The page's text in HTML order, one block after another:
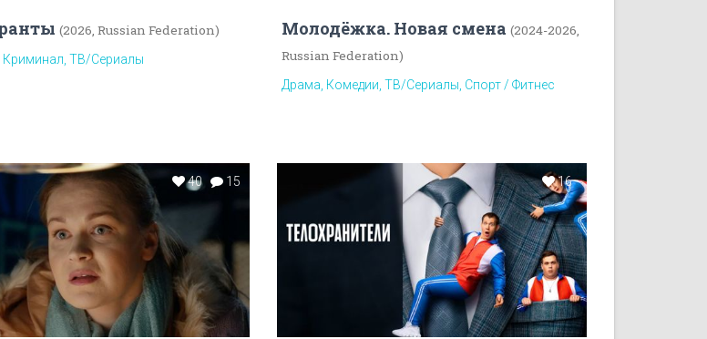
(2026, Russian Federation)
Криминал, ТВ/Сериалы
Молодёжка. Новая смена (2024-2026,
Russian Federation)
Драма, Комедии, ТВ/Сериалы, Спорт / Фитнес
40 15 16